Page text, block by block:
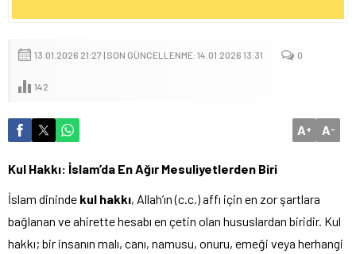
13.01.2026 21:27 | SON GÜNCELLENME: 14.01.2026 13:31 0
142
A+ A-
Kul Hakkı: İslam’da En Ağır Mesuliyetlerden Biri
İslam dininde kul hakkı, Allah’ın (c.c.) affı için en zor şartlara
bağlanan ve ahirette hesabı en çetin olan hususlardan biridir. Kul
hakkı; bir insanın malı, canı, namusu, onuru, emeği veya herhangi